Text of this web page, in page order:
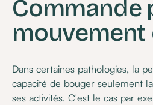
Commande
mouvement
Dans certaines pathologies, la
capacité de bouger seulement
ses activités. C'est le cas par